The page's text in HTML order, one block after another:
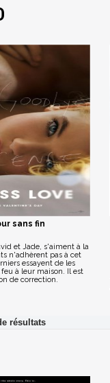
sans fin
et Jade, s'aiment à la
n'adhèrent pas à cet
essayent de les
à leur maison. Il est
de correction.